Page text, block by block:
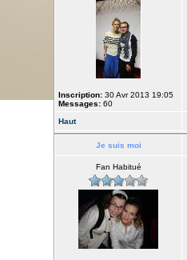
Inscription: 30 Avr 2013 19:05
Messages: 60
Haut
Je suis moi
Fan Habitué